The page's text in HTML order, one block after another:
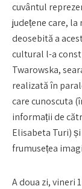
cuvântul
județene care,
deosebită a
cultural l-a
Twarowska,
realizată în
care cunoscuta
informații de
Elisabeta Turi)
frumusețea
A doua zi, vineri